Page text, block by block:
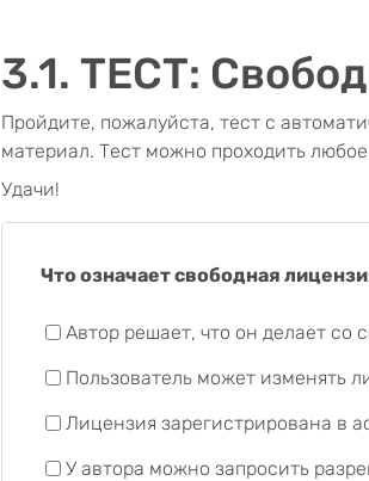
3.1. ТЕСТ:
Пройдите, пожалуйста, тест с
материал. Тест можно проходить любое
Удачи!
Что означает свободная
Автор решает, что он делает со
Пользователь может изменять
Лицензия зарегистрирована в
У автора можно запросить